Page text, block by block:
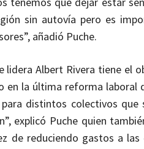
sin autovía pero es
añadió Puche.
lidera Albert Rivera tiene el
en la última reforma laboral
distintos colectivos
explicó Puche quien
de reduciendo gastos a